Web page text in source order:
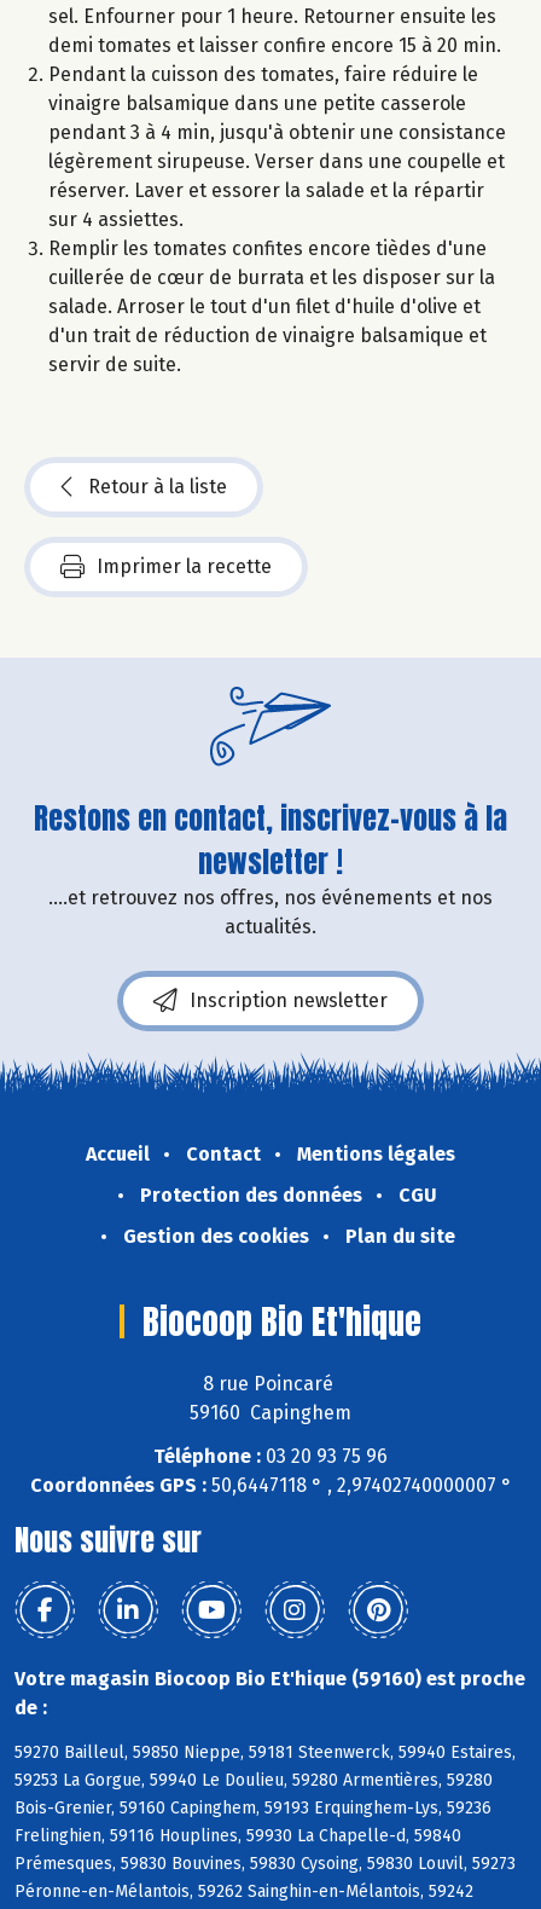
sel. Enfourner pour 1 heure. Retourner ensuite les
demi tomates et laisser confire encore 15 à 20 min.
Pendant la cuisson des tomates, faire réduire le
vinaigre balsamique dans une petite casserole
pendant 3 à 4 min, jusqu'à obtenir une consistance
légèrement sirupeuse. Verser dans une coupelle et
réserver. Laver et essorer la salade et la répartir
sur 4 assiettes.
Remplir les tomates confites encore tièdes d'une
cuillerée de cœur de burrata et les disposer sur la
salade. Arroser le tout d'un filet d'huile d'olive et
d'un trait de réduction de vinaigre balsamique et
servir de suite.
Retour à la liste
Imprimer la recette
Restons en contact, inscrivez-vous à la
newsletter !
....et retrouvez nos offres, nos événements et nos
actualités.
Inscription newsletter
Accueil Contact
Mentions légales
Protection des données
CGU
Gestion des cookies
Plan du site
Biocoop Bio Et'hique
8 rue Poincaré
59160 Capinghem
Téléphone : 03 20 93 75 96
Coordonnées GPS :50,6447118 ° , 2,97402740000007 °
Nous suivre sur
Votre magasin Biocoop Bio Et'hique (59160) est proche
de :
59270 Bailleul, 59850 Nieppe, 59181 Steenwerck, 59940 Estaires,
59253 La Gorgue, 59940 Le Doulieu, 59280 Armentières, 59280
Bois-Grenier, 59160 Capinghem, 59193 Erquinghem-Lys, 59236
Frelinghien, 59116 Houplines, 59930 La Chapelle-d, 59840
Prémesques, 59830 Bouvines, 59830 Cysoing, 59830 Louvil, 59273
Péronne-en-Mélantois, 59262 Sainghin-en-Mélantois, 59242